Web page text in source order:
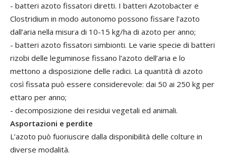
- batteri azoto fissatori diretti. I batteri Azotobacter e
Clostridium in modo autonomo possono fissare l’azoto
dall’aria nella misura di 10-15 kg/ha di azoto per anno;
- batteri azoto fissatori simbionti. Le varie specie di batteri
rizobi delle leguminose fissano l’azoto dell’aria e lo
mettono a disposizione delle radici. La quantità di azoto
così fissata può essere considerevole: dai 50 ai 250 kg per
ettaro per anno;
- decomposizione dei residui vegetali ed animali.
Asportazioni e perdite
L’azoto può fuoriuscire dalla disponibilità delle colture in
diverse modalità.